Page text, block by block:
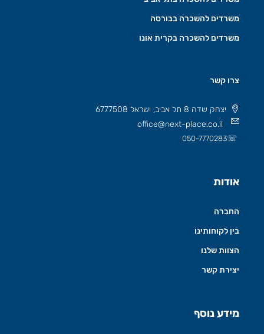
משרדים להשכרה בבורסה
משרדים להשכרה בקרית אונו
צרו קשר
יצחק שדה 8 תל אביב, ישראל 6777508
office@next-place.co.il
☏
050-7770283
אודות
החברה
בין לקוחותינו
הצוות שלנו
יצירת קשר
מידע נוסף